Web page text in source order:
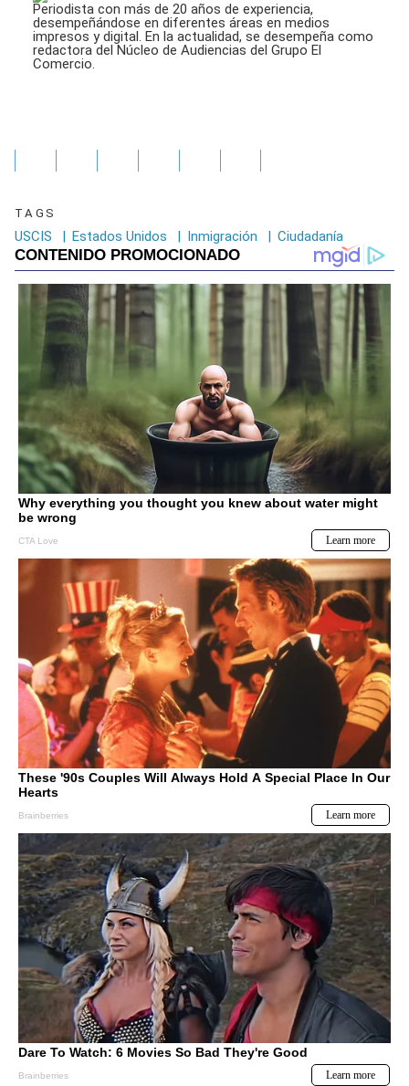
Periodista con más de 20 años de experiencia,
desempeñándose en diferentes áreas en medios
impresos y digital. En la actualidad, se desempeña como
redactora del Núcleo de Audiencias del Grupo El
Comercio.
TAGS
USCIS | Estados Unidos | Inmigración | Ciudadanía